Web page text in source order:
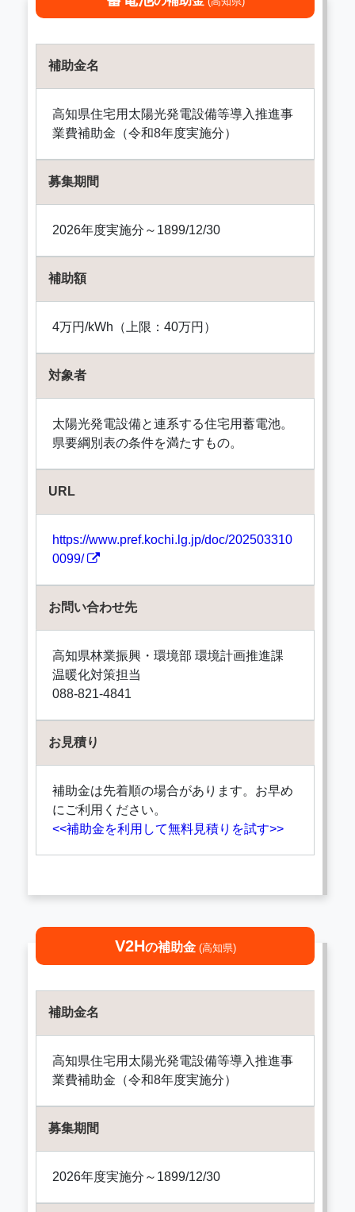
補助金名
高知県住宅用太陽光発電設備等導入推進事
業費補助金（令和8年度実施分）
募集期間
2026年度実施分～1899/12/30
補助額
4万円/kWh（上限：40万円）
対象者
太陽光発電設備と連系する住宅用蓄電池。
県要綱別表の条件を満たすもの。
URL
https://www.pref.kochi.lg.jp/doc/202503310
0099/
お問い合わせ先
高知県林業振興・環境部 環境計画推進課
温暖化対策担当
088-821-4841
お見積り
補助金は先着順の場合があります。お早め
にご利用ください。
<<補助金を利用して無料見積りを試す>>
V2Hの補助金 (高知県)
補助金名
高知県住宅用太陽光発電設備等導入推進事
業費補助金（令和8年度実施分）
募集期間
2026年度実施分～1899/12/30